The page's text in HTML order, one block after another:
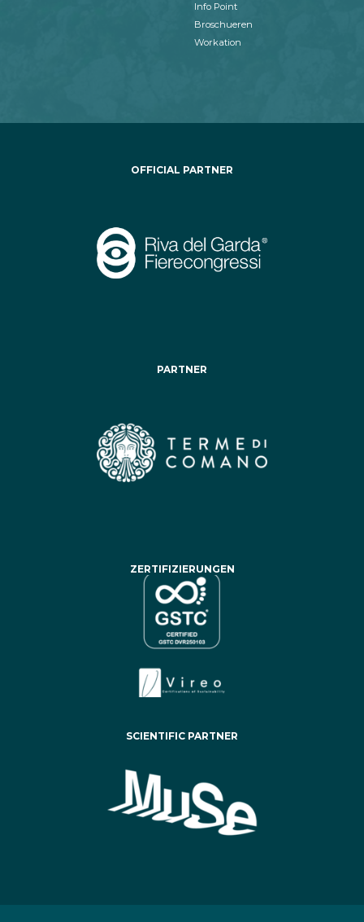
Info Point
Broschueren
Workation
OFFICIAL PARTNER
PARTNER
ZERTIFIZIERUNGEN
SCIENTIFIC PARTNER